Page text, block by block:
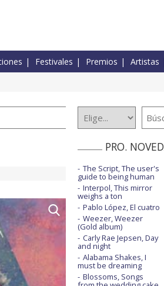
Festivales Premios Artistas
PRO.
The Script, The user's
guide to being human
Interpol, This mirror
weighs a ton
Pablo López, El cuatro
Weezer, Weezer
(Gold album)
Carly Rae Jepsen, Day
and night
Alabama Shakes, I
must be dreaming
Blossoms, Songs